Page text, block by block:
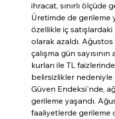
ihracat, sınırlı ölçüde
Üretimde de gerileme
özellikle iç
olarak azaldı.
çalışma gün sayısının
kurları ile TL
belirsizlikler
Güven Endeksi'nde,
gerileme yaşandı.
faaliyetlerde gerileme